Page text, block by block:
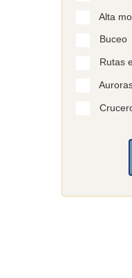
Alta
Buceo
Rutas